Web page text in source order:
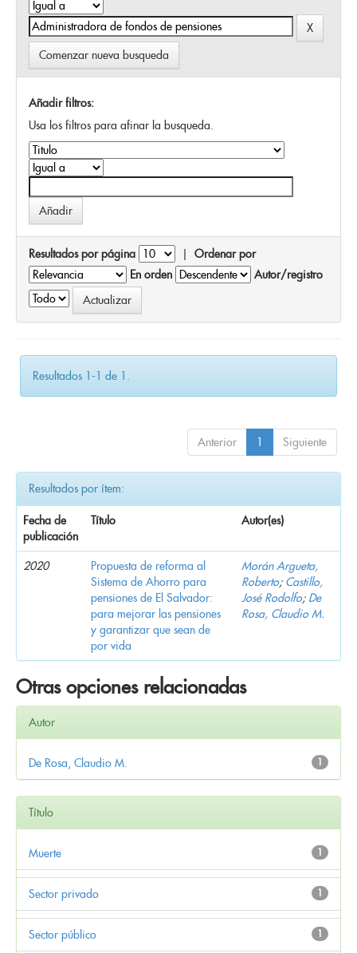
Comenzar nueva busqueda
Añadir filtros:
Usa los filtros para afinar la busqueda.
Resultados por página | Ordenar por
En orden
Autor/registro
Resultados 1-1 de 1.
Anterior 1 Siguiente
Resultados por ítem:
Fecha de
publicación
Título Autor(es)
2020
Propuesta de reforma al
Sistema de Ahorro para
pensiones de El Salvador:
para mejorar las pensiones
y garantizar que sean de
por vida
Morán Argueta,
Roberto; Castillo,
José Rodolfo; De
Rosa, Claudio M.
Otras opciones relacionadas
Autor
1
De Rosa, Claudio M.
Título
1
Muerte
1
Sector privado
1
Sector público